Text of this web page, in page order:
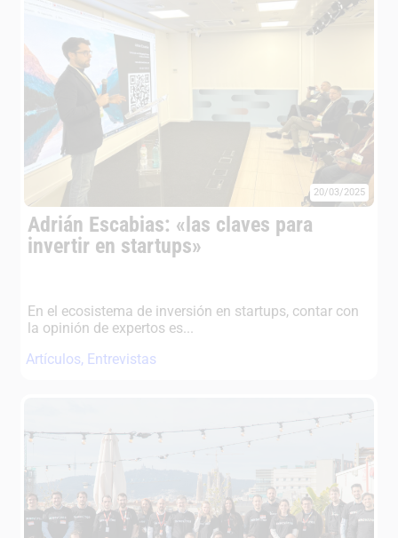
20/03/2025
Adrián Escabias: «las claves para
invertir en startups»
En el ecosistema de inversión en startups, contar con
la opinión de expertos es...
Artículos, Entrevistas